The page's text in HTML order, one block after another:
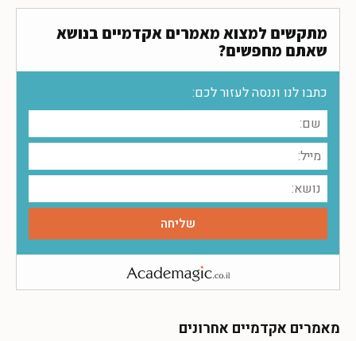
מתקשים למצוא מאמרים אקדמיים בנושא
שאתם מחפשים?
כתבו לנו וננסה לעזור לכם:
מאמרים אקדמיים אחרונים